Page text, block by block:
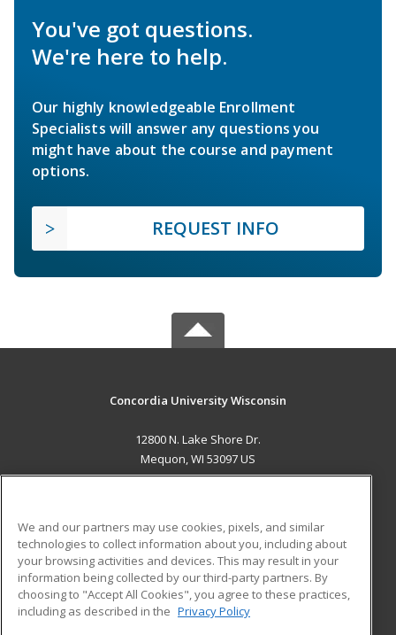
You've got questions.
We're here to help.
Our highly knowledgeable Enrollment
Specialists will answer any questions you
might have about the course and payment
options.
REQUEST INFO
Concordia University Wisconsin
12800 N. Lake Shore Dr.
Mequon, WI 53097 US
ADDITIONAL RESOURCES
Military
Financial Assistance
Help
Student Blog
We and our partners may use cookies, pixels, and similar
technologies to collect information about you, including about
your browsing activities and devices. This may result in your
information being collected by our third-party partners. By
choosing to "Accept All Cookies", you agree to these practices,
including as described in the Privacy Policy